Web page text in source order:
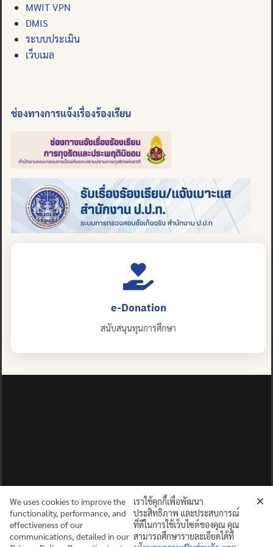
MWIT VPN
DMIS
ระบบประเมิน
เว็บเมล
ช่องทางการแจ้งเรื่องร้องเรียน
e-Donation
สนับสนุนทุนการศึกษา
We uses cookies to improve the
functionality, performance, and
effectiveness of our
communications, detailed in our
เราใช้คุกกี้เพื่อพัฒนา
ประสิทธิภาพ และประสบการณ์
ที่ดีในการใช้เว็บไซต์ของคุณ คุณ
สามารถศึกษารายละเอียดได้ที่